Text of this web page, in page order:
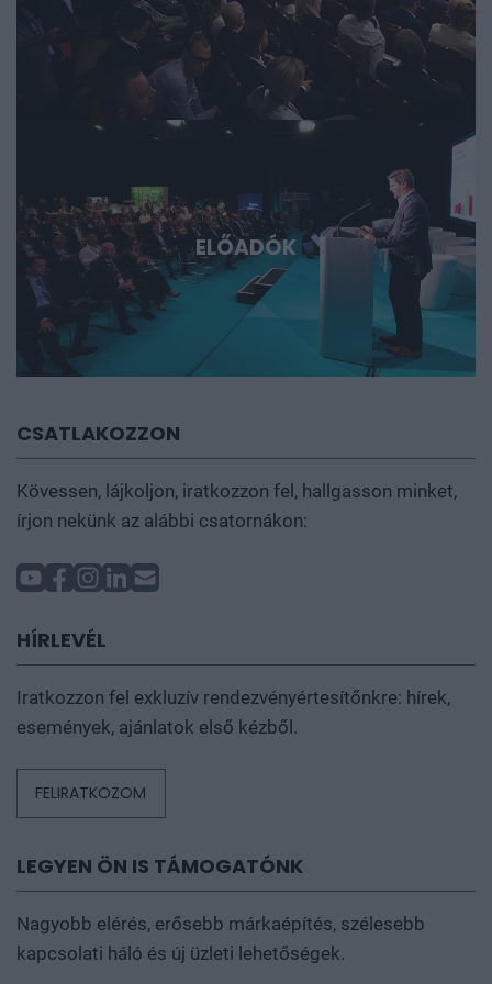
ELŐADÓK
CSATLAKOZZON
Kövessen, lájkoljon, iratkozzon fel, hallgasson minket,
írjon nekünk az alábbi csatornákon:
HÍRLEVÉL
Iratkozzon fel exkluzív rendezvényértesítőnkre: hírek,
események, ajánlatok első kézből.
FELIRATKOZOM
LEGYEN ÖN IS TÁMOGATÓNK
Nagyobb elérés, erősebb márkaépítés, szélesebb
kapcsolati háló és új üzleti lehetőségek.